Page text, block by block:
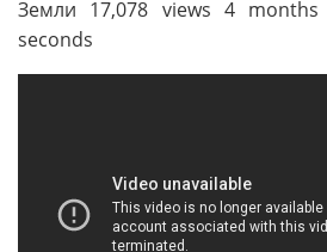
Земли 17,078 views 4
seconds